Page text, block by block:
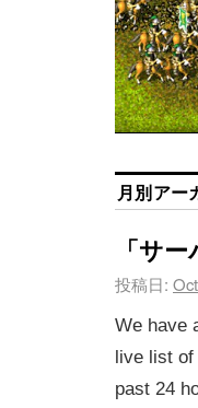
月別アー
「サ
投稿日:
We have
live list of
past 24